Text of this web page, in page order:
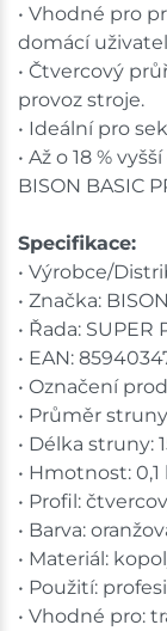
• Vhodné pro
domácí
• Čtvercový
provoz stroje.
• Ideální pro
• Až o 18 %
BISON BASIC
Specifikace:
• Výrobce/
• Značka: BISON
• Řada: SUPER
• EAN:
• Označení
• Průměr
• Délka struny:
• Hmotnost: 0,1
• Profil:
• Barva:
• Materiál:
• Použití:
• Vhodné pro: